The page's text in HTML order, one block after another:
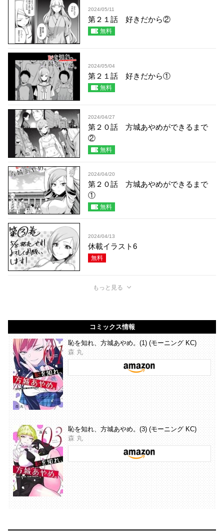
2024/05/11
第２１話 好きだから②
無料
2024/05/04
第２１話 好きだから①
無料
2024/04/27
第２０話 方城あやめができるまで
②
無料
2024/04/20
第２０話 方城あやめができるまで
①
無料
2024/04/13
休載イラスト6
無料
もっと見る
コミックス情報
恥を知れ、方城あやめ。(1) (モーニング KC)
森 丸
恥を知れ、方城あやめ。(3) (モーニング KC)
森 丸